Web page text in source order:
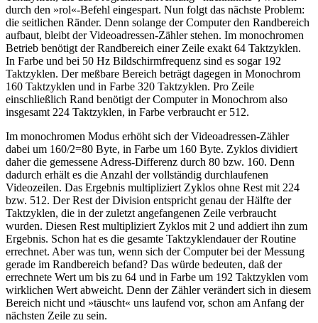
durch den »rol«-Befehl eingespart. Nun folgt das nächste Problem:
die seitlichen Ränder. Denn solange der Computer den Randbereich
aufbaut, bleibt der Videoadressen-Zähler stehen. Im monochromen
Betrieb benötigt der Randbereich einer Zeile exakt 64 Taktzyklen.
In Farbe und bei 50 Hz Bildschirmfrequenz sind es sogar 192
Taktzyklen. Der meßbare Bereich beträgt dagegen in Monochrom
160 Taktzyklen und in Farbe 320 Taktzyklen. Pro Zeile
einschließlich Rand benötigt der Computer in Monochrom also
insgesamt 224 Taktzyklen, in Farbe verbraucht er 512.
Im monochromen Modus erhöht sich der Videoadressen-Zähler
dabei um 160/2=80 Byte, in Farbe um 160 Byte. Zyklos dividiert
daher die gemessene Adress-Differenz durch 80 bzw. 160. Denn
dadurch erhält es die Anzahl der vollständig durchlaufenen
Videozeilen. Das Ergebnis multipliziert Zyklos ohne Rest mit 224
bzw. 512. Der Rest der Division entspricht genau der Hälfte der
Taktzyklen, die in der zuletzt angefangenen Zeile verbraucht
wurden. Diesen Rest multipliziert Zyklos mit 2 und addiert ihn zum
Ergebnis. Schon hat es die gesamte Taktzyklendauer der Routine
errechnet. Aber was tun, wenn sich der Computer bei der Messung
gerade im Randbereich befand? Das würde bedeuten, daß der
errechnete Wert um bis zu 64 und in Farbe um 192 Taktzyklen vom
wirklichen Wert abweicht. Denn der Zähler verändert sich in diesem
Bereich nicht und »täuscht« uns laufend vor, schon am Anfang der
nächsten Zeile zu sein.